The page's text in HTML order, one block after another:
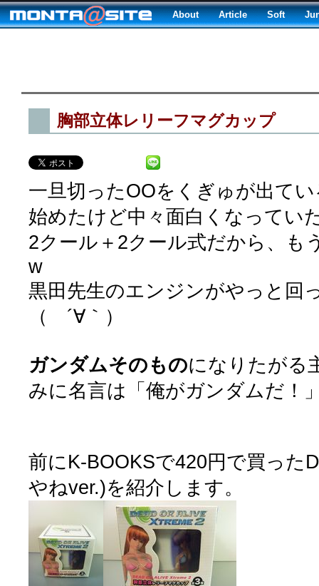
About Article Soft
胸部立体レリーフマグカップ
一旦切ったOOをくぎゅが出て
始めたけど中々面白くなってい
2クール＋2クール式だから、も
w
黒田先生のエンジンがやっと回
（ ´∀｀）
ガンダムそのものになりたがる
みに名言は「俺がガンダムだ！
前にK-BOOKSで420円で買った
やねver.)を紹介します。